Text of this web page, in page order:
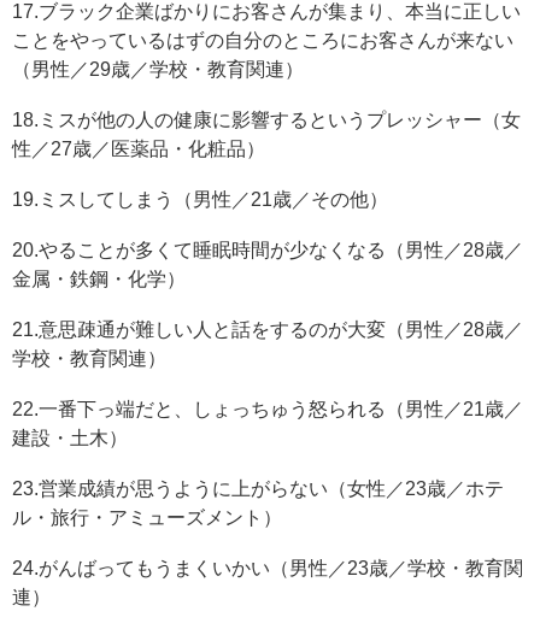
17.ブラック企業ばかりにお客さんが集まり、本当に正しい
ことをやっているはずの自分のところにお客さんが来ない
（男性／29歳／学校・教育関連）
18.ミスが他の人の健康に影響するというプレッシャー（女
性／27歳／医薬品・化粧品）
19.ミスしてしまう（男性／21歳／その他）
20.やることが多くて睡眠時間が少なくなる（男性／28歳／
金属・鉄鋼・化学）
21.意思疎通が難しい人と話をするのが大変（男性／28歳／
学校・教育関連）
22.一番下っ端だと、しょっちゅう怒られる（男性／21歳／
建設・土木）
23.営業成績が思うように上がらない（女性／23歳／ホテ
ル・旅行・アミューズメント）
24.がんばってもうまくいかい（男性／23歳／学校・教育関
連）